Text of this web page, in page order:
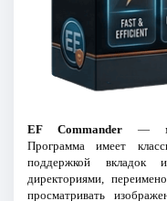
EF Commander —
Программа имеет
поддержкой вкладок
директориями,
просматривать